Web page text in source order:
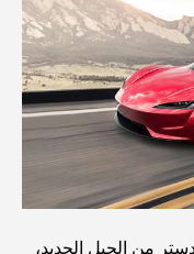
للعائلات
الطعام في مركز متنامٍ
من الجيل الجديد،